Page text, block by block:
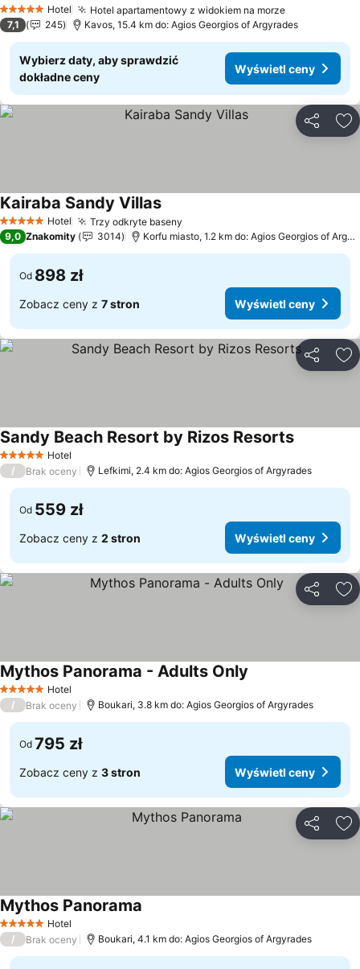
5 KategoriaHotel Hotel apartamentowy z widokiem na morzeWyświetl
7,1 245 Kavos, 15.4 km do: Agios Georgios of Argyrades
Wybierz daty, aby sprawdzić
dokładne ceny
Wyświetl ceny
5 KategoriaHotel Trzy odkryte baseny
Kairaba Sandy VillasWyświetl ceny
9,0 Znakomity 3014 Korfu miasto, 1.2 km do: Agios Georgios of
Od 898 zł
Zobacz ceny z 7 stron Wyświetl ceny
5 KategoriaHotel
Sandy Beach Resort by Rizos ResortsWyświetl
/ Brak oceny Lefkimi, 2.4 km do: Agios Georgios of Argyrades
Od 559 zł
Zobacz ceny z 2 stron Wyświetl ceny
5 KategoriaHotel
Mythos Panorama - Adults Only
/ Brak oceny Boukari, 3.8 km do: Agios Georgios of Argyrades
Od 795 zł
Zobacz ceny z 3 stron Wyświetl ceny
5 KategoriaHotel
Mythos Panorama
/ Brak oceny Boukari, 4.1 km do: Agios Georgios of Argyrades